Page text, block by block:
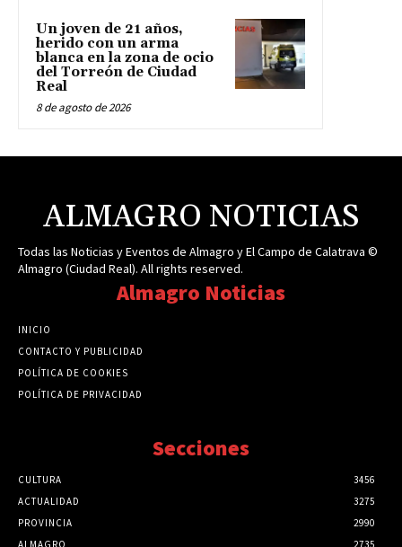
Un joven de 21 años,
herido con un arma
blanca en la zona de ocio
del Torreón de Ciudad
Real
8 de agosto de 2026
ALMAGRO NOTICIAS
Todas las Noticias y Eventos de Almagro y El Campo de Calatrava ©
Almagro (Ciudad Real). All rights reserved.
Almagro Noticias
INICIO
CONTACTO Y PUBLICIDAD
POLÍTICA DE COOKIES
POLÍTICA DE PRIVACIDAD
Secciones
CULTURA
3456
ACTUALIDAD
3275
PROVINCIA
2990
ALMAGRO
2735